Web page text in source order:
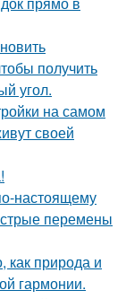
получить
угол.
на самом
своей
настоящему
перемены
как природа и
гармонии.